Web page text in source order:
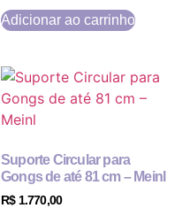
Adicionar ao carrinho
Suporte Circular para
Gongs de até 81 cm – Meinl
R$1.770,00